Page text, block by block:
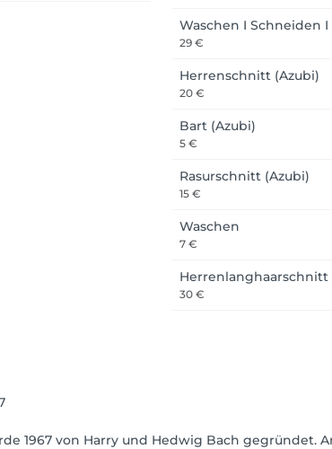
Waschen I Schneiden
29 €
Herrenschnitt (Azubi)
20 €
Bart (Azubi)
5 €
Rasurschnitt (Azubi)
15 €
Waschen
7 €
Herrenlanghaarschnitt
30 €
1967 von Harry und Hedwig Bach